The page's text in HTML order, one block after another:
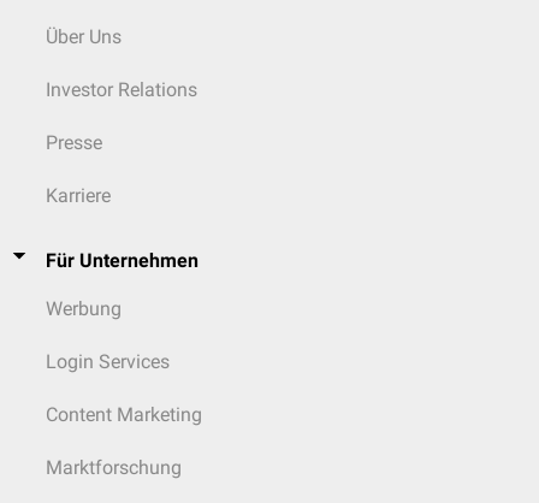
Über Uns
Investor Relations
Presse
Karriere
Für Unternehmen
Werbung
Login Services
Content Marketing
Marktforschung